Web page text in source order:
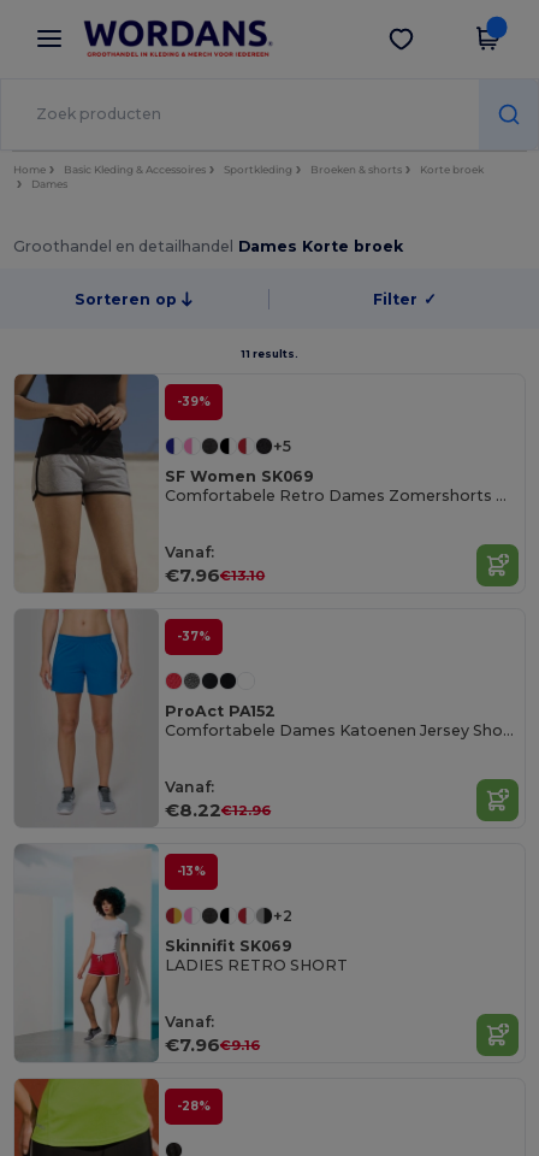
× Wordans-app
Betere prijzen in de app!
Download app
Home Basic Kleding & Accessoires Sportkleding Broeken & shorts
Korte broek
Dames
Groothandel en detailhandel Dames Korte broek
Sorteren op Filter ✓
11 results.
-39%
+5
SF Women SK069
Comfortabele Retro Dames Zomershorts met Koord
Vanaf:
€7.96€13.10
-37%
ProAct PA152
Comfortabele Dames Katoenen Jersey Shorts
Vanaf:
€8.22€12.96
-13%
+2
Skinnifit SK069
LADIES RETRO SHORT
Vanaf:
€7.96€9.16
-28%